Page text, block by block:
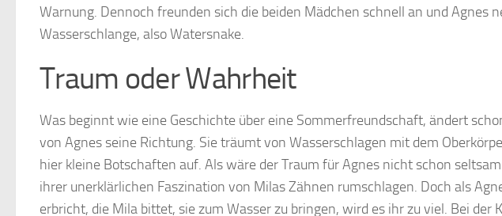
Warnung. Dennoch freunden sich die beiden Mädchen schnell an und Agnes
Wasserschlange, also Watersnake.
Traum oder Wahrheit
Was beginnt wie eine Geschichte über eine Sommerfreundschaft, ändert
von Agnes seine Richtung. Sie träumt von Wasserschlagen mit dem
hier kleine Botschaften auf. Als wäre der Traum für Agnes nicht schon
ihrer unerklärlichen Faszination von Milas Zähnen rumschlagen. Doch als
erbricht, die Mila bittet, sie zum Wasser zu bringen, wird es ihr zu viel. Bei der